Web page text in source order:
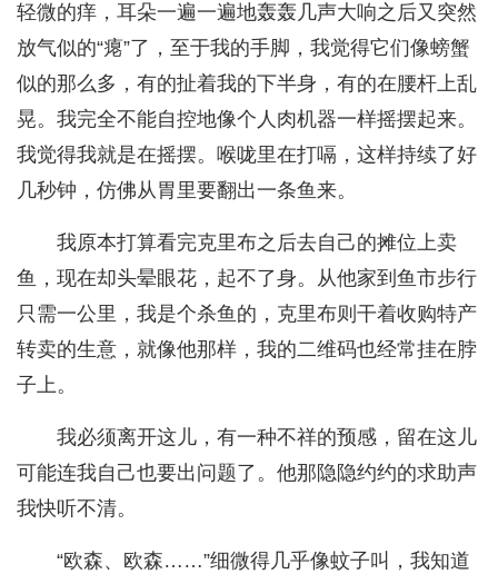
轻微的痒，耳朵一遍一遍地轰轰几声大响之后又突然
放气似的“瘪”了，至于我的手脚，我觉得它们像螃蟹
似的那么多，有的扯着我的下半身，有的在腰杆上乱
晃。我完全不能自控地像个人肉机器一样摇摆起来。
我觉得我就是在摇摆。喉咙里在打嗝，这样持续了好
几秒钟，仿佛从胃里要翻出一条鱼来。
我原本打算看完克里布之后去自己的摊位上卖
鱼，现在却头晕眼花，起不了身。从他家到鱼市步行
只需一公里，我是个杀鱼的，克里布则干着收购特产
转卖的生意，就像他那样，我的二维码也经常挂在脖
子上。
我必须离开这儿，有一种不祥的预感，留在这儿
可能连我自己也要出问题了。他那隐隐约约的求助声
我快听不清。
“欧森、欧森……”细微得几乎像蚊子叫，我知道